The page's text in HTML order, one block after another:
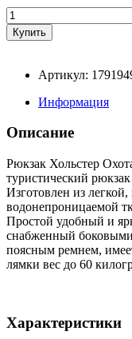
Артикул:
Информация
Описание
Рюкзак Хольстер
туристический
Изготовлен из
водонепроницаемой
Простой удобный и
снабженный
поясным ремнем,
лямки вес до 60
Характеристики